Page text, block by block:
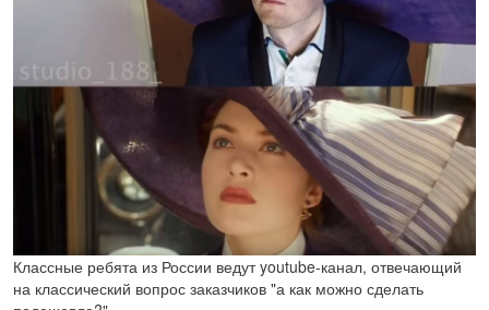
Классные ребята из России ведут youtube-канал, отвечающий
на классический вопрос заказчиков "а как можно сделать